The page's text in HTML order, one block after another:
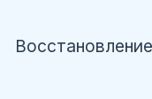
Восстановление